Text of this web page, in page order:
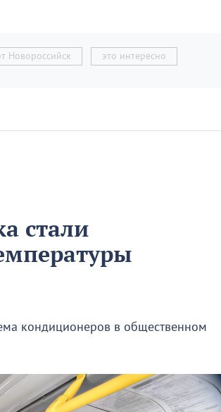
Новороссийск это интересно
стали
кондиционеров в общественном